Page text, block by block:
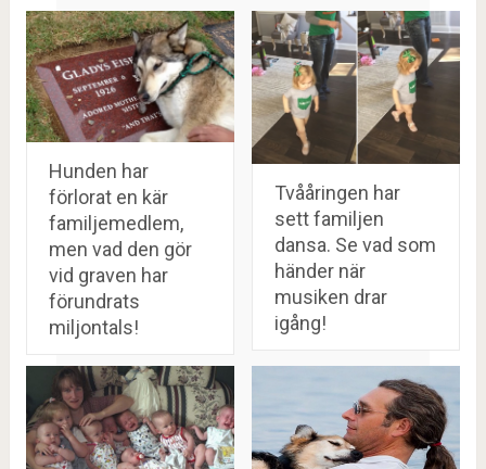
Hunden har
förlorat en kär
familjemedlem,
men vad den gör
vid graven har
förundrats
miljontals!
Tvååringen har
sett familjen
dansa. Se vad som
händer när
musiken drar
igång!